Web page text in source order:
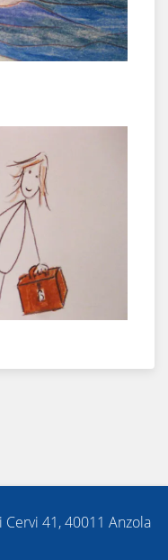
Cervi 41, 40011 Anzola